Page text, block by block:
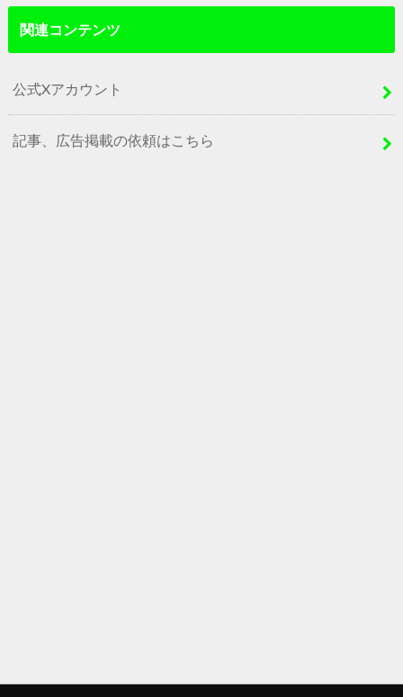
関連コンテンツ
公式Xアカウント
記事、広告掲載の依頼はこちら